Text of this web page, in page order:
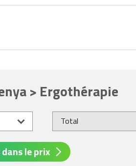
> Ergothérapie
Total
le prix